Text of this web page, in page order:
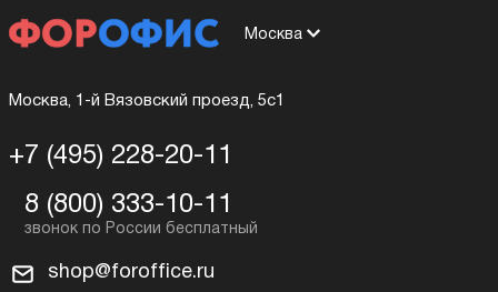
Москва
Москва, 1-й Вязовский проезд, 5с1
+7 (495) 228-20-11
8 (800) 333-10-11
shop@foroffice.ru